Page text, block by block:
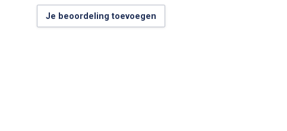
Je beoordeling toevoegen